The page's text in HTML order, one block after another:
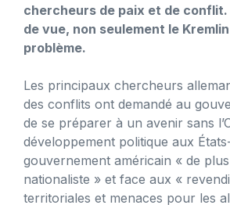
chercheurs de paix et de
de vue, non seulement le
problème.
Les principaux chercheurs
des conflits ont demandé au
de se préparer à un avenir sans
développement politique aux
gouvernement américain « de
nationaliste » et face aux «
territoriales et menaces pour les